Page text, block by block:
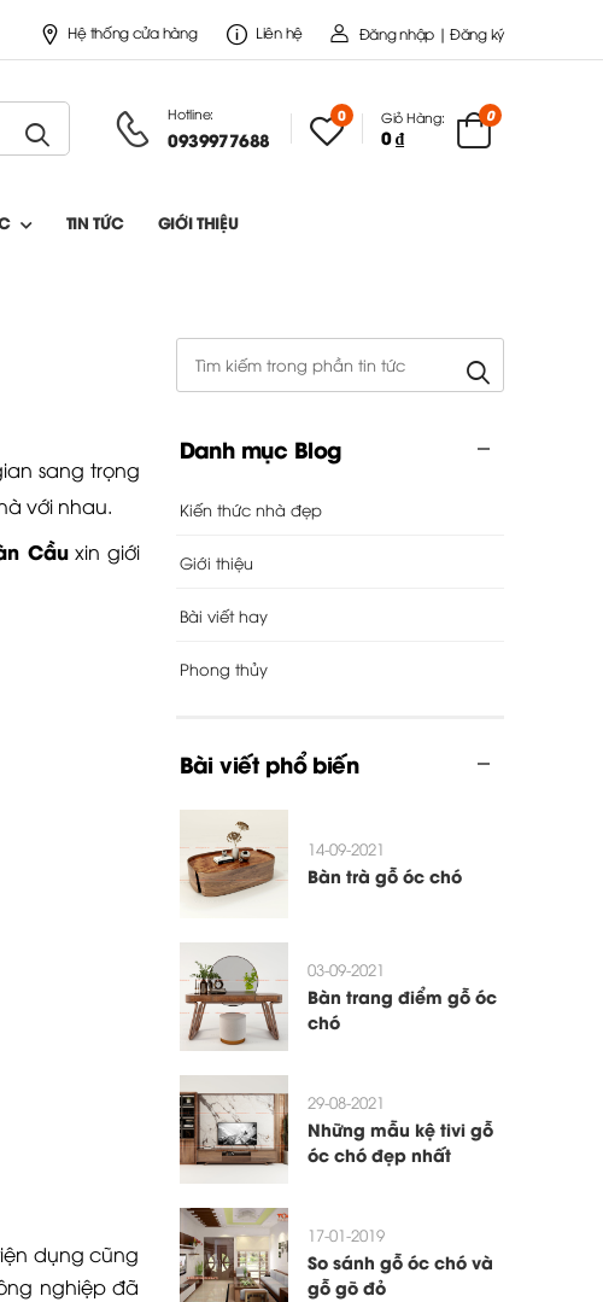
Hệ thống cửa hàng Liên hệ Đăng nhập | Đăng ký
Hotline:
0939977688
0 Giỏ Hàng:
0 ₫
0
TIN TỨC GIỚI THIỆU
sang trọng
với nhau.
Cầuxin giới
dụng cũng
nghiệp đã
Danh mục Blog
Kiến thức nhà đẹp
Giới thiệu
Bài viết hay
Phong thủy
Bài viết phổ biến
14-09-2021
Bàn trà gỗ óc chó
03-09-2021
Bàn trang điểm gỗ óc
chó
29-08-2021
Những mẫu kệ tivi gỗ
óc chó đẹp nhất
17-01-2019
So sánh gỗ óc chó và
gỗ gõ đỏ